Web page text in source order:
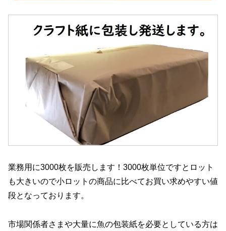
業務用に3000枚を販売します！3000枚単位ですとロット
も大きいので小ロットの商品に比べてお買い求めやすい値
段となっております。
市場関係者さまや大量に魚の包装紙を必要としている方は